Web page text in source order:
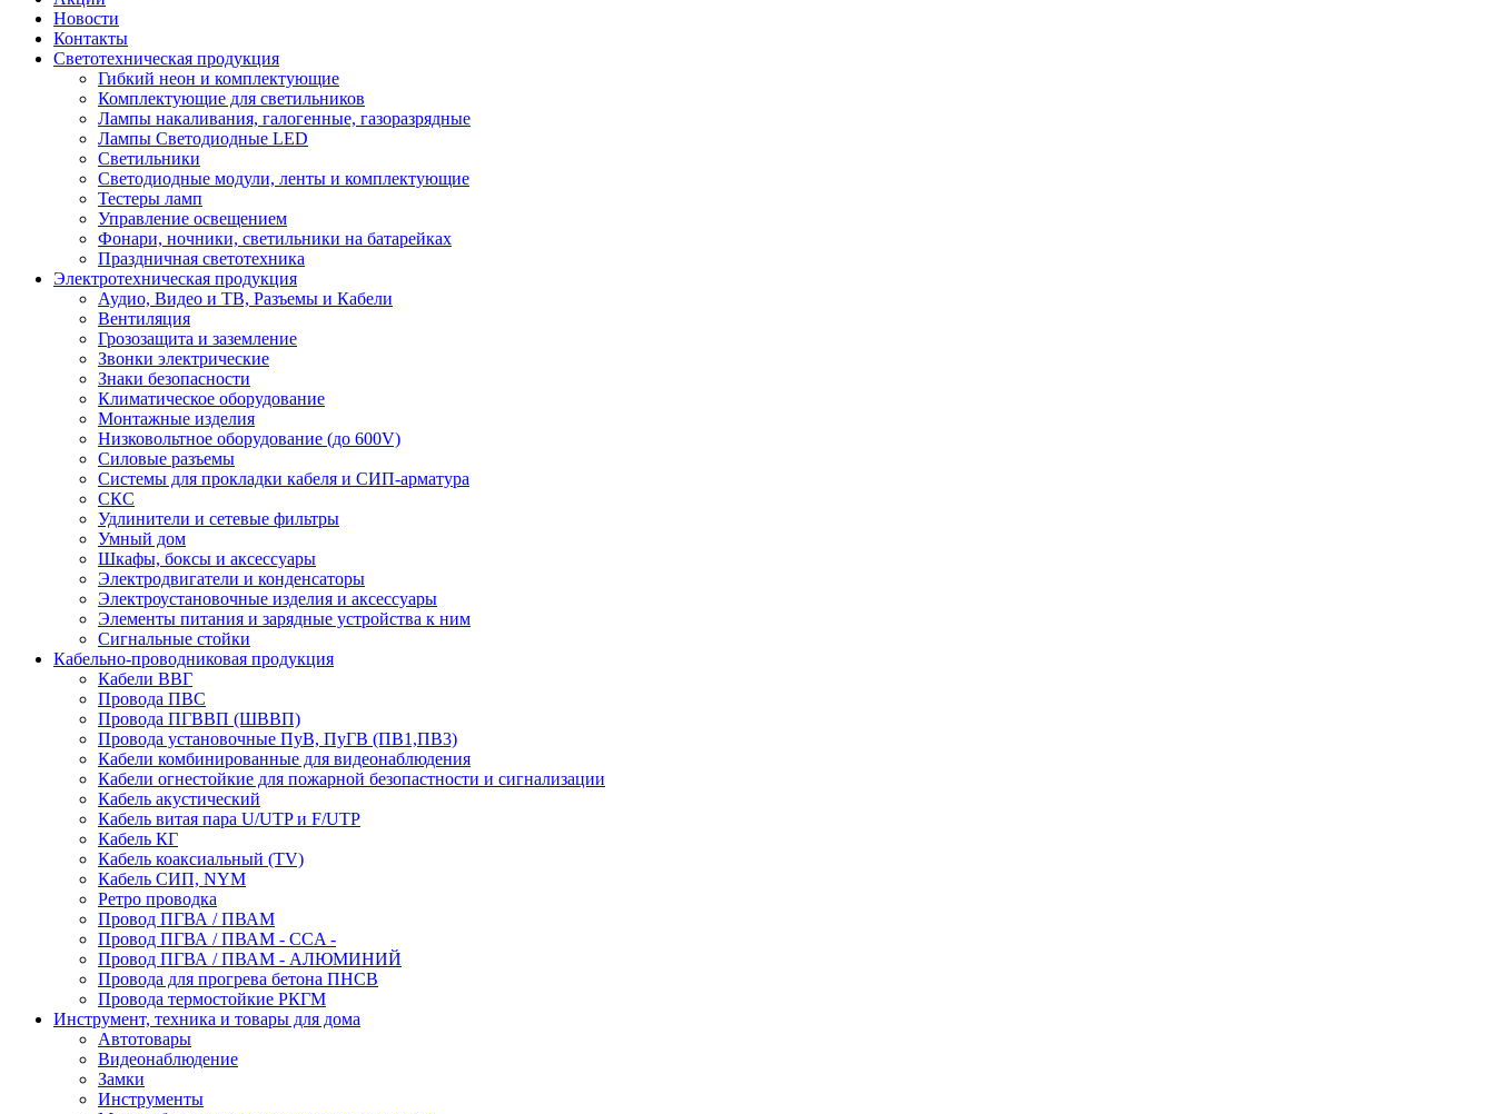
Новости
Контакты
Светотехническая продукция
Гибкий неон и комплектующие
Комплектующие для светильников
Лампы накаливания, галогенные, газоразрядные
Лампы Светодиодные LED
Светильники
Светодиодные модули, ленты и комплектующие
Тестеры ламп
Управление освещением
Фонари, ночники, светильники на батарейках
Праздничная светотехника
Электротехническая продукция
Аудио, Видео и ТВ, Разъемы и Кабели
Вентиляция
Грозозащита и заземление
Звонки электрические
Знаки безопасности
Климатическое оборудование
Монтажные изделия
Низковольтное оборудование (до 600V)
Силовые разъемы
Системы для прокладки кабеля и СИП-арматура
СКС
Удлинители и сетевые фильтры
Умный дом
Шкафы, боксы и аксессуары
Электродвигатели и конденсаторы
Электроустановочные изделия и аксессуары
Элементы питания и зарядные устройства к ним
Сигнальные стойки
Кабельно-проводниковая продукция
Кабели ВВГ
Провода ПВС
Провода ПГВВП (ШВВП)
Провода установочные ПуВ, ПуГВ (ПВ1,ПВ3)
Кабели комбинированные для видеонаблюдения
Кабели огнестойкие для пожарной безопастности и сигнализации
Кабель акустический
Кабель витая пара U/UTP и F/UTP
Кабель КГ
Кабель коаксиальный (TV)
Кабель СИП, NYM
Ретро проводка
Провод ПГВА / ПВАМ
Провод ПГВА / ПВАМ - CCA -
Провод ПГВА / ПВАМ - АЛЮМИНИЙ
Провода для прогрева бетона ПНСВ
Провода термостойкие РКГМ
Инструмент, техника и товары для дома
Автотовары
Видеонаблюдение
Замки
Инструменты